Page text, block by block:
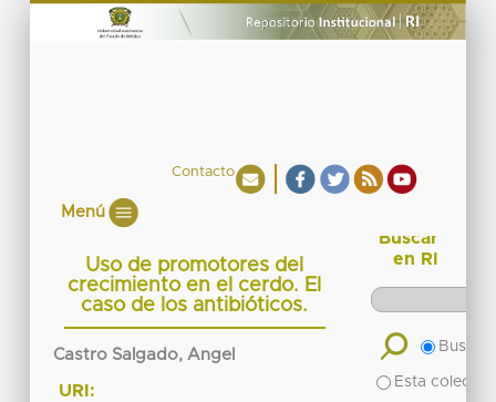
Contacto
Menú
Uso de promotores del
crecimiento en el cerdo. El
caso de los antibióticos.
Castro Salgado, Angel
URI:
Buscar
en RI
Buscar
Esta